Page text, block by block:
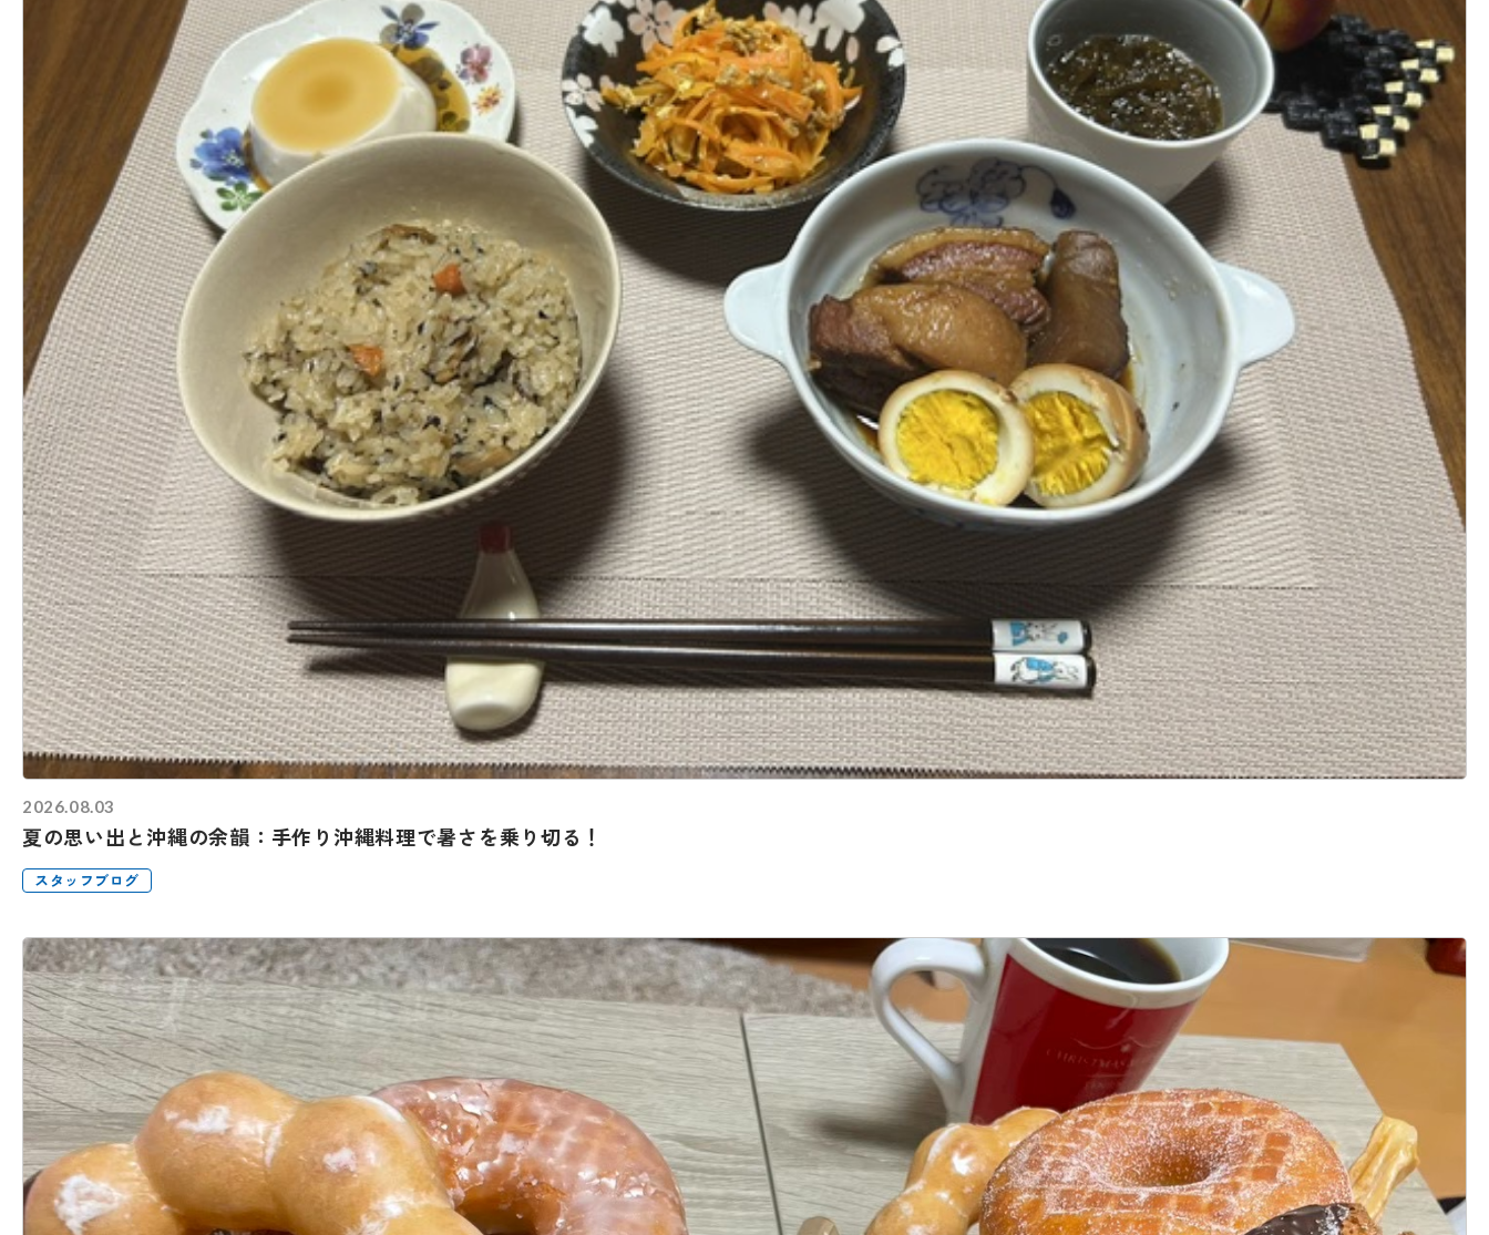
2026.08.03
夏の思い出と沖縄の余韻：手作り沖縄料理で暑さを乗り切る！
スタッフブログ